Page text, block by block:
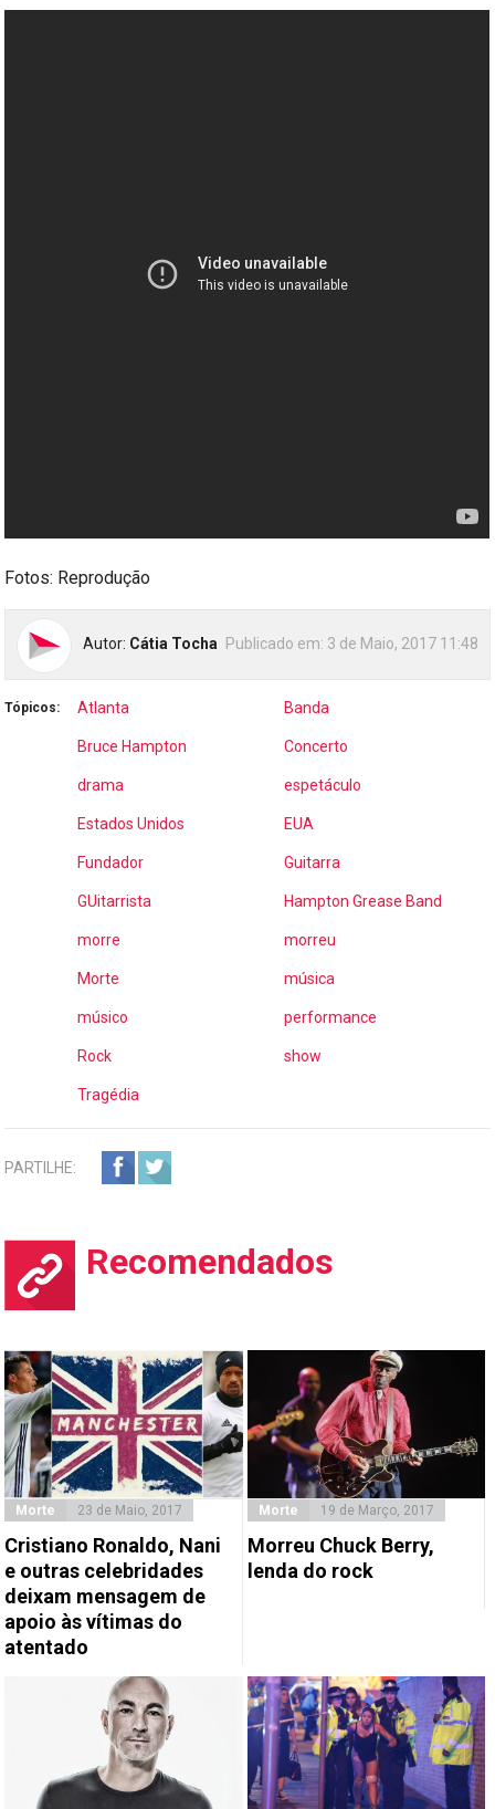
Fotos: Reprodução
Autor: Cátia Tocha Publicado em: 3 de Maio, 2017 11:48
Tópicos: Atlanta Banda
Bruce Hampton Concerto
drama espetáculo
Estados Unidos EUA
Fundador Guitarra
GUitarrista Hampton Grease Band
morre morreu
Morte música
músico performance
Rock show
Tragédia
PARTILHE:
Recomendados
Morte 23 de Maio, 2017
Cristiano Ronaldo, Nani
e outras celebridades
deixam mensagem de
apoio às vítimas do
atentado
Morte 19 de Março, 2017
Morreu Chuck Berry,
lenda do rock